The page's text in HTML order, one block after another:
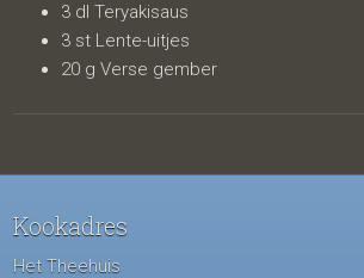
3 dl Teryakisaus
3 st Lente-uitjes
20 g Verse gember
Kookadres
Het Theehuis